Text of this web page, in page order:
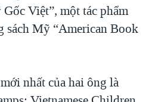
ĐƯỜNG
VÀ NAY
AFGHANISTAN
Việt”, một tác phẩm
sách Mỹ “American Book
nhất của hai ông là